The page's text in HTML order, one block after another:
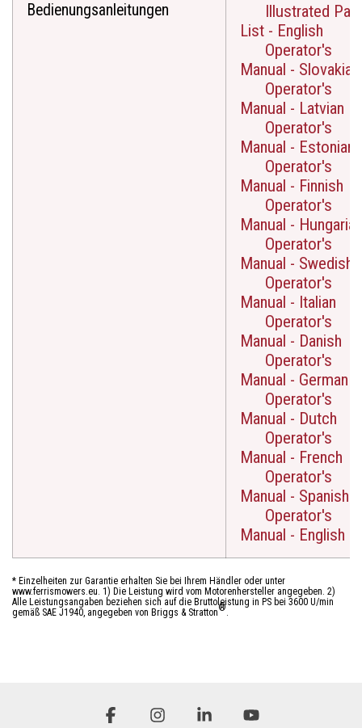
Bedienungsanleitungen
Illustrated
List - English
Operator's
Manual - Slovakian
Operator's
Manual - Latvian
Operator's
Manual - Estonian
Operator's
Manual - Finnish
Operator's
Manual - Hungarian
Operator's
Manual - Swedish
Operator's
Manual - Italian
Operator's
Manual - Danish
Operator's
Manual - German
Operator's
Manual - Dutch
Operator's
Manual - French
Operator's
Manual - Spanish
Operator's
Manual - English
* Einzelheiten zur Garantie erhalten Sie bei Ihrem Händler oder unter
www.ferrismowers.eu. 1) Die Leistung wird vom Motorenhersteller angegeben. 2)
Alle Leistungsangaben beziehen sich auf die Bruttoleistung in PS bei 3600 U/min
gemäß SAE J1940, angegeben von Briggs & Stratton®.
FacebookInstagramLinkedin